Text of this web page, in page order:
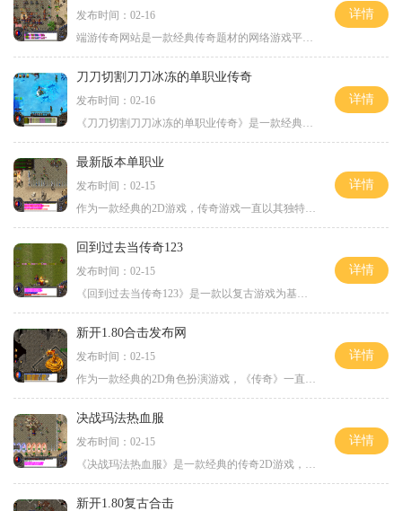
发布时间：02-16
详情
刀刀切割刀刀冰冻的单职业传奇
发布时间：02-16
详情
最新版本单职业
发布时间：02-15
详情
回到过去当传奇123
发布时间：02-15
详情
新开1.80合击发布网
发布时间：02-15
详情
决战玛法热血服
发布时间：02-15
详情
新开1.80复古合击